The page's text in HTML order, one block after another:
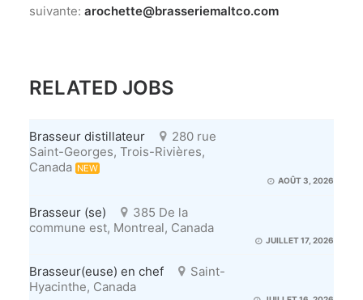
suivante: arochette@brasseriemaltco.com
RELATED JOBS
Brasseur distillateur
280 rue
Saint-Georges, Trois-Rivières,
Canada NEW
AOÛT 3, 2026
Brasseur (se)
385 De la
commune est, Montreal, Canada
JUILLET 17, 2026
Brasseur(euse) en chef
Saint-
Hyacinthe, Canada